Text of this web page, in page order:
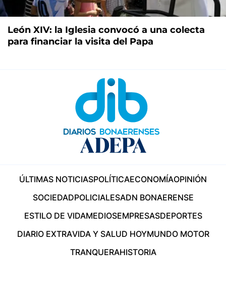
León XIV: la Iglesia convocó a una colecta
para financiar la visita del Papa
ÚLTIMAS NOTICIASPOLÍTICAECONOMÍAOPINIÓN
SOCIEDADPOLICIALESADN BONAERENSE
ESTILO DE VIDAMEDIOSEMPRESASDEPORTES
DIARIO EXTRAVIDA Y SALUD HOYMUNDO MOTOR
TRANQUERAHISTORIA